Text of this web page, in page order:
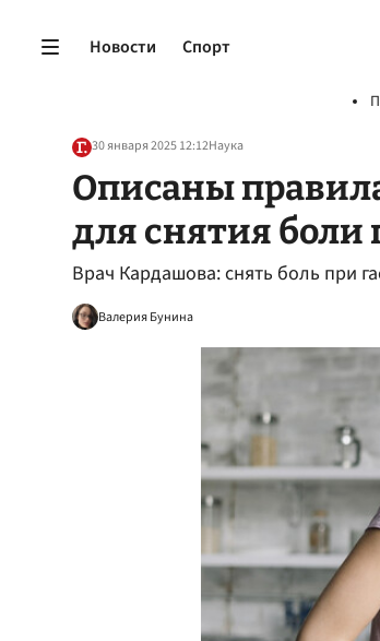
Новости Спорт
30 января 2025 12:12Наука
Описаны
для снятия боли
Врач Кардашова: снять боль при
Валерия Бунина